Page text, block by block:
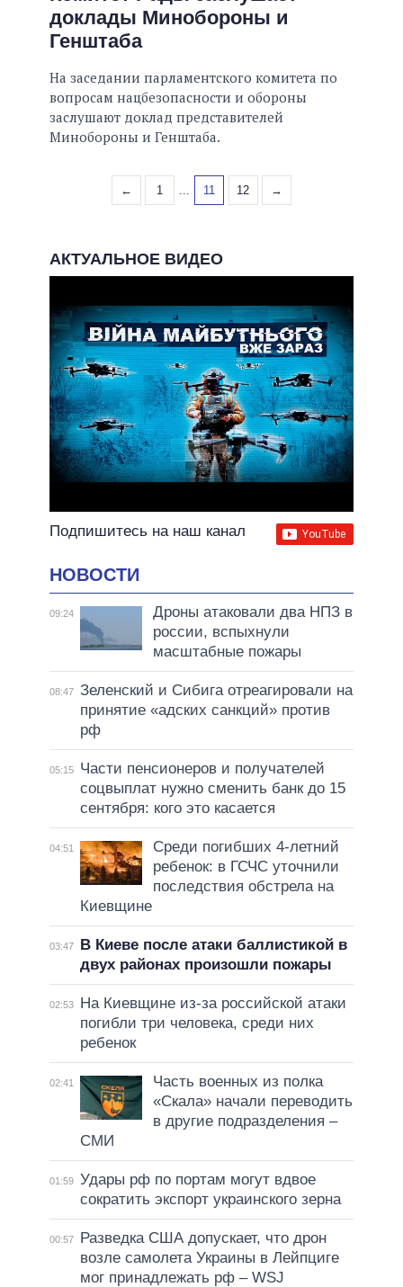
доклады Минобороны и
Генштаба
На заседании парламентского комитета по
вопросам нацбезопасности и обороны
заслушают доклад представителей
Минобороны и Генштаба.
← 1 ... 11 12 →
АКТУАЛЬНОЕ ВИДЕО
Подпишитесь на наш канал
НОВОСТИ
09:24
Дроны атаковали два НПЗ в
россии, вспыхнули
масштабные пожары
08:47 Зеленский и Сибига отреагировали на
принятие «адских санкций» против
рф
05:15
Части пенсионеров и получателей
соцвыплат нужно сменить банк до 15
сентября: кого это касается
04:51
Среди погибших 4-летний
ребенок: в ГСЧС уточнили
последствия обстрела на
Киевщине
03:47
В Киеве после атаки баллистикой в
двух районах произошли пожары
02:53
На Киевщине из-за российской атаки
погибли три человека, среди них
ребенок
02:41
Часть военных из полка
«Скала» начали переводить
в другие подразделения –
СМИ
01:59 Удары рф по портам могут вдвое
сократить экспорт украинского зерна
00:57
Разведка США допускает, что дрон
возле самолета Украины в Лейпциге
мог принадлежать рф – WSJ